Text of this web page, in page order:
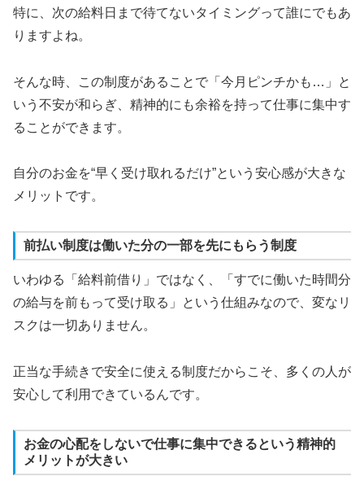
特に、次の給料日まで待てないタイミングって誰にでもあ
りますよね。
そんな時、この制度があることで「今月ピンチかも…」と
いう不安が和らぎ、精神的にも余裕を持って仕事に集中す
ることができます。
自分のお金を“早く受け取れるだけ”という安心感が大きな
メリットです。
前払い制度は働いた分の一部を先にもらう制度
いわゆる「給料前借り」ではなく、「すでに働いた時間分
の給与を前もって受け取る」という仕組みなので、変なリ
スクは一切ありません。
正当な手続きで安全に使える制度だからこそ、多くの人が
安心して利用できているんです。
お金の心配をしないで仕事に集中できるという精神的
メリットが大きい